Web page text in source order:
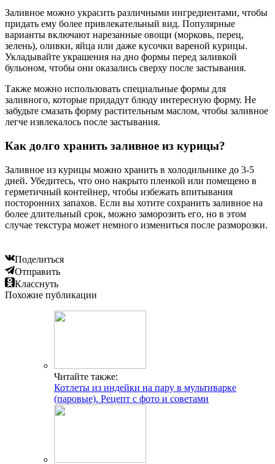
Заливное можно украсить различными ингредиентами, чтобы
придать ему более привлекательный вид. Популярные
варианты включают нарезанные овощи (морковь, перец,
зелень), оливки, яйца или даже кусочки вареной курицы.
Укладывайте украшения на дно формы перед заливкой
бульоном, чтобы они оказались сверху после застывания.
Также можно использовать специальные формы для
заливного, которые придадут блюду интересную форму. Не
забудьте смазать форму растительным маслом, чтобы заливное
легче извлекалось после застывания.
Как долго хранить заливное из курицы?
Заливное из курицы можно хранить в холодильнике до 3-5
дней. Убедитесь, что оно накрыто пленкой или помещено в
герметичный контейнер, чтобы избежать впитывания
посторонних запахов. Если вы хотите сохранить заливное на
более длительный срок, можно заморозить его, но в этом
случае текстура может немного измениться после разморозки.
Поделиться
Отправить
Класснуть
Похожие публикации
Читайте также:
Котлеты из индейки на пару в мультиварке
(паровые). Рецепт с фото и советами